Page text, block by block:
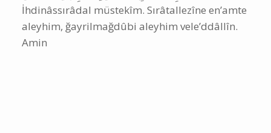
İhdinâssırâdal müstekîm. Sırâtallezîne en’amte
aleyhim, ğayrilmağdûbi aleyhim vele’ddâllîn.
Amin